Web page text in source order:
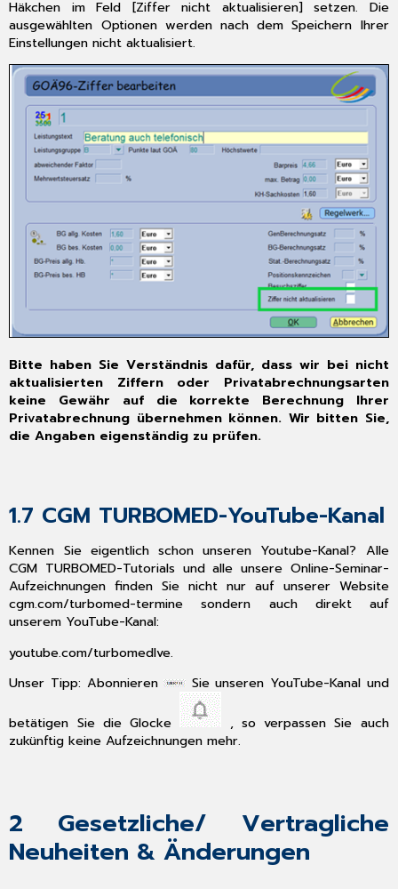
Rezeptart
[pgrp]
als
E-
Rezept
möglich
2.9
Rezeptart
[kbrg]
als
Rezept
möglich
2.10
Passwortsicherheit
bei
TURBOMED
Mobil
2.11
Aktualisierung
der
Heilmittelpreise
zum
01.06.2024
&
3.1
Angedockte
Wartezimmerliste
schließen
Neue
Version
Aktualisierung
eDMP
Aktivierung
und
Deaktivierung
Häkchen im Feld [Ziffer nicht aktualisieren] setzen. Die
ausgewählten Optionen werden nach dem Speichern Ihrer
Einstellungen nicht aktualisiert.
Bitte haben Sie Verständnis dafür, dass wir bei nicht
aktualisierten Ziffern oder Privatabrechnungsarten
keine Gewähr auf die korrekte Berechnung Ihrer
Privatabrechnung übernehmen können. Wir bitten Sie,
die Angaben eigenständig zu prüfen.
1.7 CGM TURBOMED-YouTube-Kanal
Kennen Sie eigentlich schon unseren Youtube-Kanal? Alle
CGM TURBOMED-Tutorials und alle unsere Online-Seminar-
Aufzeichnungen finden Sie nicht nur auf unserer Website
cgm.com/turbomed-termine sondern auch direkt auf
unserem YouTube-Kanal:
youtube.com/turbomedlve.
Unser Tipp: Abonnieren
Sie unseren YouTube-Kanal und
betätigen Sie die Glocke
, so verpassen Sie auch
zukünftigkeine Aufzeichnungen mehr.
2 Gesetzliche/ Vertragliche
Neuheiten & Änderungen